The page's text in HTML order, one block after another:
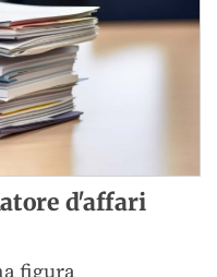
d'affari
figura